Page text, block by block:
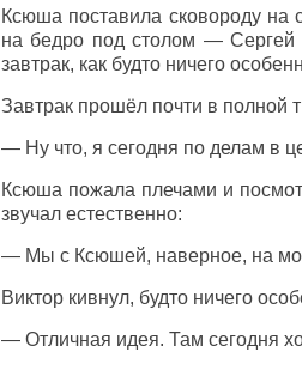
Ксюша поставила сковороду на
на бедро под столом — Сергей
завтрак, как будто ничего
Завтрак прошёл почти в полной
— Ну что, я сегодня по делам в
Ксюша пожала плечами и
звучал естественно:
— Мы с Ксюшей, наверное, на
Виктор кивнул, будто ничего
— Отличная идея. Там сегодня